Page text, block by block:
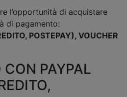
l’opportunità di acquistare
di pagamento:
POSTEPAY), VOUCHER
CON PAYPAL